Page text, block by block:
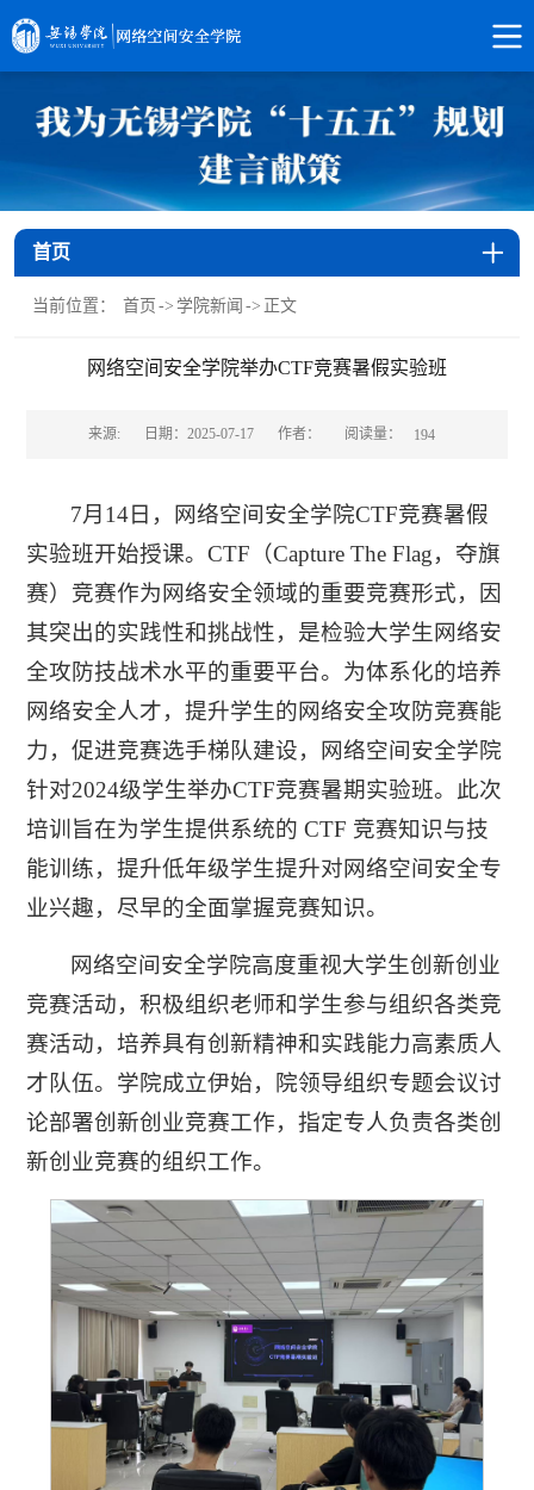
首页
当前位置： 首页 -> 学院新闻 -> 正文
网络空间安全学院举办CTF竞赛暑假实验班
来源: 日期：2025-07-17 作者： 阅读量： 194
7月14日，网络空间安全学院CTF竞赛暑假
实验班开始授课。CTF（Capture The Flag，夺旗
赛）竞赛作为网络安全领域的重要竞赛形式，因
其突出的实践性和挑战性，是检验大学生网络安
全攻防技战术水平的重要平台。为体系化的培养
网络安全人才，提升学生的网络安全攻防竞赛能
力，促进竞赛选手梯队建设，网络空间安全学院
针对2024级学生举办CTF竞赛暑期实验班。此次
培训旨在为学生提供系统的 CTF 竞赛知识与技
能训练，提升低年级学生提升对网络空间安全专
业兴趣，尽早的全面掌握竞赛知识。
网络空间安全学院高度重视大学生创新创业
竞赛活动，积极组织老师和学生参与组织各类竞
赛活动，培养具有创新精神和实践能力高素质人
才队伍。学院成立伊始，院领导组织专题会议讨
论部署创新创业竞赛工作，指定专人负责各类创
新创业竞赛的组织工作。